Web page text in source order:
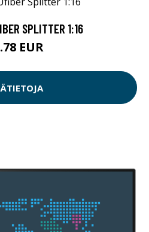
SPLITTER 1:16
EUR